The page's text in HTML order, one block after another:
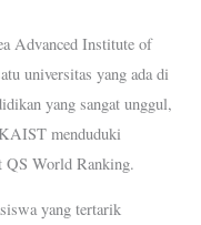
Advanced Institute of
universitas yang ada di
yang sangat unggul,
menduduki
QS World Ranking.
yang tertarik